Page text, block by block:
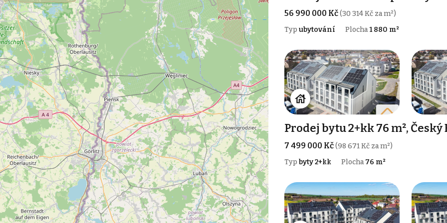
56 990 000 Kč(30 314 Kč za m²)
Typ ubytování Plocha1 880 m²
Prodej bytu 2+kk 76 m², Český
7 499 000 Kč(98 671 Kč za m²)
Typ byty 2+kk Plocha 76 m²